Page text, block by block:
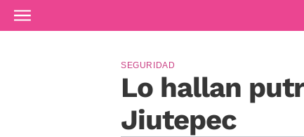
Ir al contenido principal
Lo hallan
Jiutepec
SEGURIDAD